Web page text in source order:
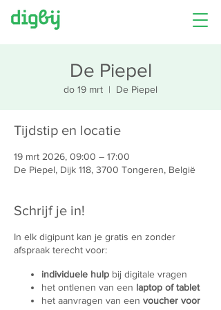
De Piepel
do 19 mrt
  |
De Piepel
Tijdstip en locatie
19 mrt 2026, 09:00 – 17:00
De Piepel, Dijk 118, 3700 Tongeren, België
Schrijf je in!
In elk digipunt kan je gratis en zonder
afspraak terecht voor:
individuele hulp bij digitale vragen
het ontlenen van een laptop of tablet
het aanvragen van een voucher voor